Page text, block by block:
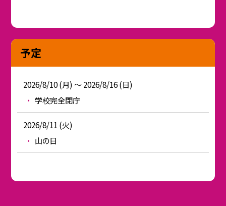
予定
2026/8/10 (月) ～ 2026/8/16 (日)
学校完全閉庁
2026/8/11 (火)
山の日